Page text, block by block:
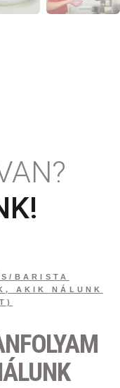
/ BARISTA
AKIK NÁLUNK